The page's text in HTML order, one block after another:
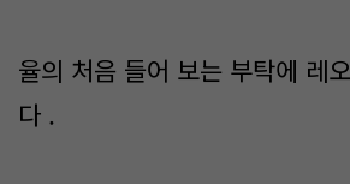
율의 처음 들어 보는 부탁에 레
다 .